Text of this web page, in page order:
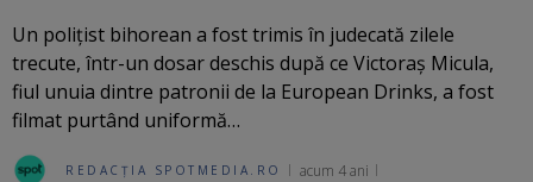
Un polițist bihorean a fost trimis în judecată zilele
trecute, într-un dosar deschis după ce Victoraș Micula,
fiul unuia dintre patronii de la European Drinks, a fost
filmat purtând uniformă…
REDACȚIA SPOTMEDIA.RO acum 4 ani